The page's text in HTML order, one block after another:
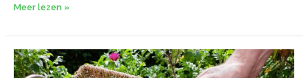
Meer lezen »
Tweedaagse
kruidencursus